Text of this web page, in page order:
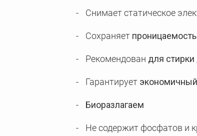
Снимает статическое
Сохраняет
Рекомендован для
Гарантирует
Биоразлагаем
Не содержит фосфатов и